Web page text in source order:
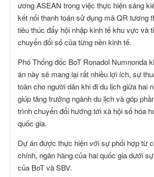
ương ASEAN trong việc thực hiện sáng
kết nối thanh toán sử dụng mã QR tương
tiêu thúc đẩy hội nhập kinh tế khu vực và
chuyển đổi số của từng nền kinh tế.
Phó Thống đốc BoT Ronadol Numnonda
án này sẽ mang lại rất nhiều lợi ích, sự
toàn cho người dân khi đi du lịch giữa hai
giúp tăng trưởng ngành du lịch và góp
trình chuyển đổi hướng tới xã hội số hóa
quốc gia.
Dự án được thực hiện với sự phối hợp từ
chính, ngân hàng của hai quốc gia dưới
của BoT và SBV.